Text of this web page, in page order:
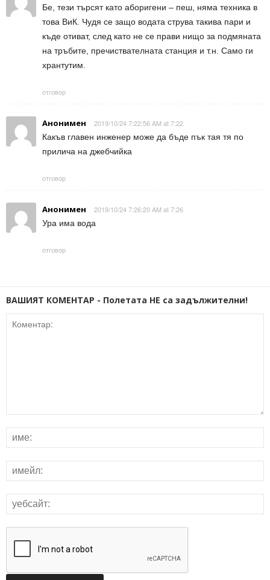
Бе, тези търсят като аборигени – пеш, няма техника в
това ВиК. Чудя се защо водата струва такива пари и
къде отиват, след като не се прави нищо за подмяната
на тръбите, пречиствателната станция и т.н. Само ги
хрантутим.
отговор
Анонимен
2019/10/24 7:22:56 AM at 7:22
Какъв главен инженер може да бъде пък тая тя по
прилича на джебчийка
отговор
Анонимен
2019/10/24 7:26:20 AM at 7:26
Ура има вода
отговор
ВАШИЯТ КОМЕНТАР - Полетата НЕ са задължителни!